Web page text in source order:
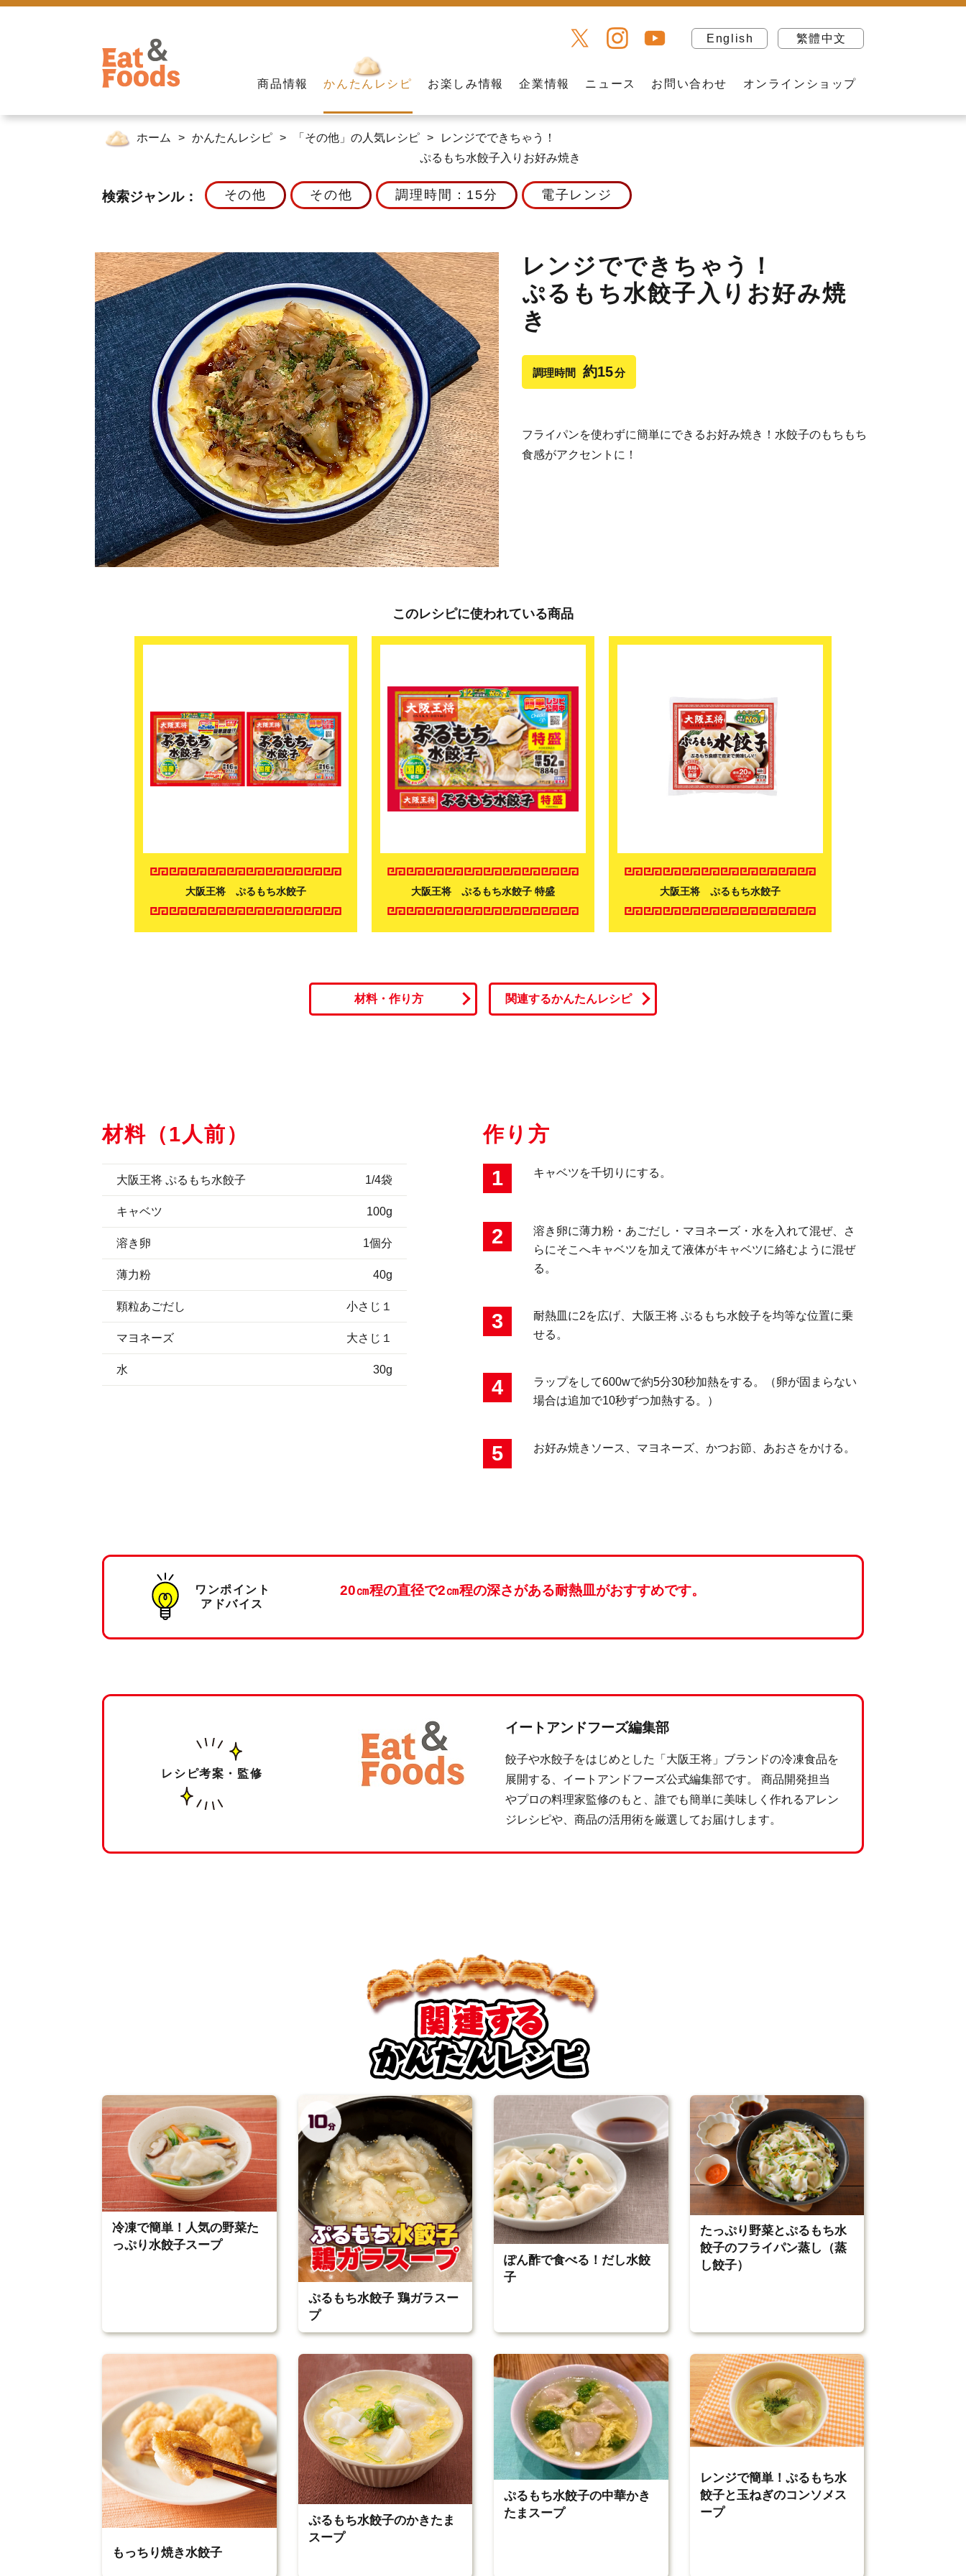
English 繁體中文
商品情報 かんたんレシピ お楽しみ情報 企業情報 ニュース お問い合わせ オンラインショップ
ホーム かんたんレシピ 「その他」の人気レシピ
レンジでできちゃう！
ぷるもち水餃子入りお好み焼き
検索ジャンル： その他 その他 調理時間：15分 電子レンジ
レンジでできちゃう！
ぷるもち水餃子入りお好み焼
き
調理時間 約15分
フライパンを使わずに簡単にできるお好み焼き！水餃子のもちもち
食感がアクセントに！
このレシピに使われている商品
大阪王将 ぷるもち水餃子 大阪王将 ぷるもち水餃子 特盛 大阪王将 ぷるもち水餃子
材料・作り方 関連するかんたんレシピ
材料（1人前）
大阪王将 ぷるもち水餃子 1/4袋
キャベツ 100g
溶き卵 1個分
薄力粉 40g
顆粒あごだし 小さじ１
マヨネーズ 大さじ１
水 30g
作り方
1
キャベツを千切りにする。
2
溶き卵に薄力粉・あごだし・マヨネーズ・水を入れて混ぜ、さ
らにそこへキャベツを加えて液体がキャベツに絡むように混ぜ
る。
3
耐熱皿に2を広げ、大阪王将 ぷるもち水餃子を均等な位置に乗
せる。
4
ラップをして600wで約5分30秒加熱をする。（卵が固まらない
場合は追加で10秒ずつ加熱する。）
5 お好み焼きソース、マヨネーズ、かつお節、あおさをかける。
ワンポイント
アドバイス
20㎝程の直径で2㎝程の深さがある耐熱皿がおすすめです。
レシピ考案・監修
イートアンドフーズ編集部
餃子や水餃子をはじめとした「大阪王将」ブランドの冷凍食品を
展開する、イートアンドフーズ公式編集部です。 商品開発担当
やプロの料理家監修のもと、誰でも簡単に美味しく作れるアレン
ジレシピや、商品の活用術を厳選してお届けします。
冷凍で簡単！人気の野菜た
っぷり水餃子スープ
ぷるもち水餃子 鶏ガラスー
プ
ぽん酢で食べる！だし水餃
子
たっぷり野菜とぷるもち水
餃子のフライパン蒸し（蒸
し餃子）
もっちり焼き水餃子
ぷるもち水餃子のかきたま
スープ
ぷるもち水餃子の中華かき
たまスープ
レンジで簡単！ぷるもち水
餃子と玉ねぎのコンソメス
ープ